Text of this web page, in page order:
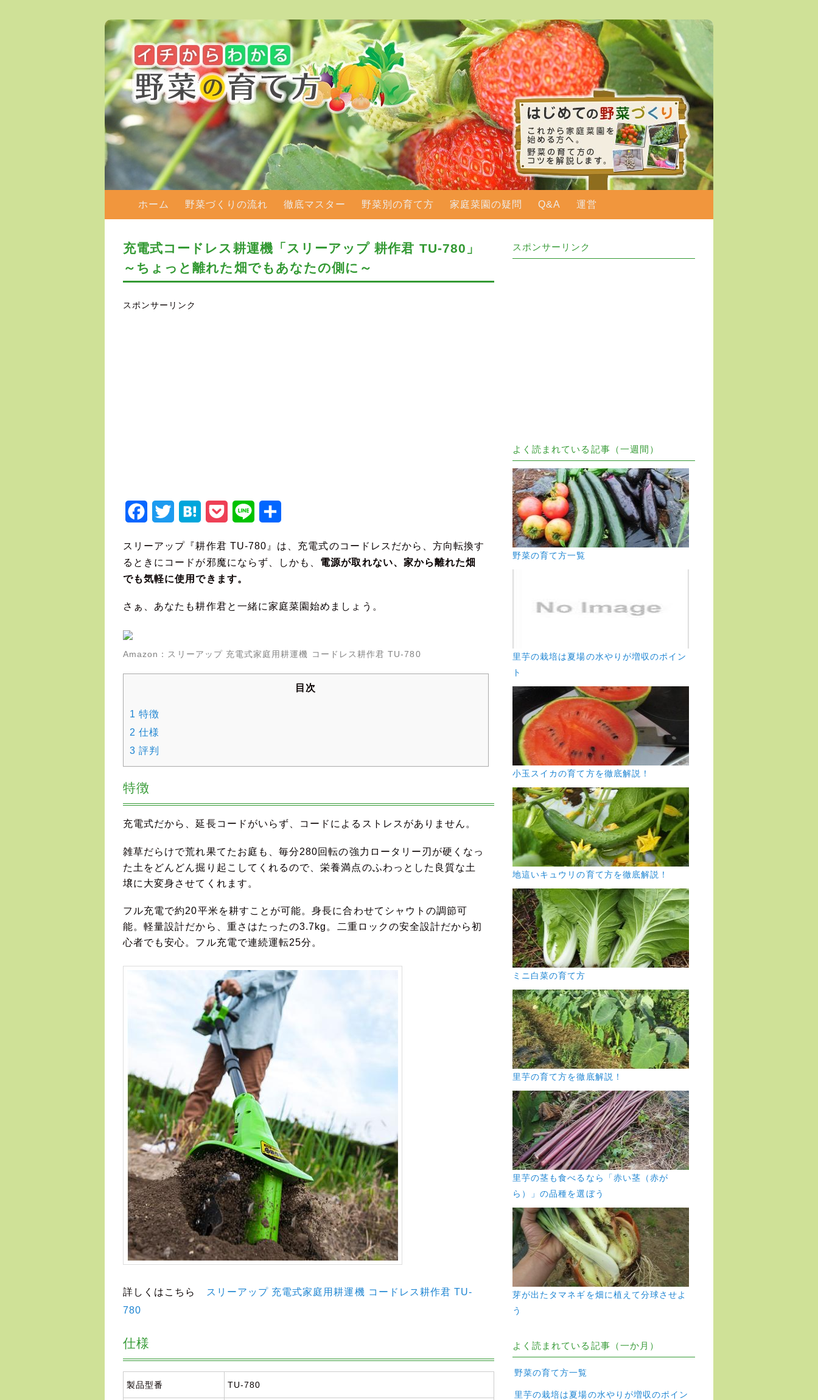
メインメニュー
メインコンテンツへ移動
ホーム 野菜づくりの流れ 徹底マスター 野菜別の育て方 家庭菜園の疑問 Q&A 運営
充電式コードレス耕運機「スリーアップ 耕作君 TU-780」
～ちょっと離れた畑でもあなたの側に～
スポンサーリンク
Facebook
Twitter HatenaPocket Line
スリーアップ『耕作君 TU-780』は、充電式のコードレスだから、方向転換す
るときにコードが邪魔にならず、しかも、 電源が取れない、家から離れた畑
でも気軽に使用できます。
さぁ、あなたも耕作君と一緒に家庭菜園始めましょう。
Amazon： スリーアップ 充電式家庭用耕運機 コードレス耕作君 TU-780
目次
1 特徴
2 仕様
3 評判
特徴
充電式だから、延長コードがいらず、コードによるストレスがありません。
雑草だらけで荒れ果てたお庭も、毎分280回転の強力ロータリー刃が硬くなっ
た土をどんどん掘り起こしてくれるので、栄養満点のふわっとした良質な土
壌に大変身させてくれます。
フル充電で約20平米を耕すことが可能。身長に合わせてシャウトの調節可
能。軽量設計だから、重さはたったの3.7kg。二重ロックの安全設計だから初
心者でも安心。フル充電で連続運転25分。
詳しくはこちら
スリーアップ 充電式家庭用耕運機 コードレス耕作君 TU-
780
仕様
製品型番 TU-780
スポンサーリンク
よく読まれている記事（一週間）
野菜の育て方一覧
里芋の栽培は夏場の水やりが増収のポイン
ト
小玉スイカの育て方を徹底解説！
地這いキュウリの育て方を徹底解説！
ミニ白菜の育て方
里芋の育て方を徹底解説！
里芋の茎も食べるなら「赤い茎（赤が
ら）」の品種を選ぼう
芽が出たタマネギを畑に植えて分球させよ
う
よく読まれている記事（一か月）
野菜の育て方一覧
里芋の栽培は夏場の水やりが増収のポイン